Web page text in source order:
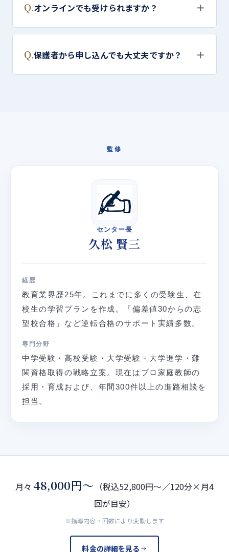
Q.オンラインでも受けられますか？ ＋
Q.保護者から申し込んでも大丈夫ですか？ ＋
監修
センター長
久松 賢三
経歴
教育業界歴25年。これまでに多くの受験生、在
校生の学習プランを作成。「偏差値30からの志
望校合格」など逆転合格のサポート実績多数。
専門分野
中学受験・高校受験・大学受験・大学進学・難
関資格取得の戦略立案。現在はプロ家庭教師の
採用・育成および、年間300件以上の進路相談を
担当。
月々 48,000円〜 （税込52,800円〜／120分×月4
回が目安）
※指導内容・回数により変動します
料金の詳細を見る